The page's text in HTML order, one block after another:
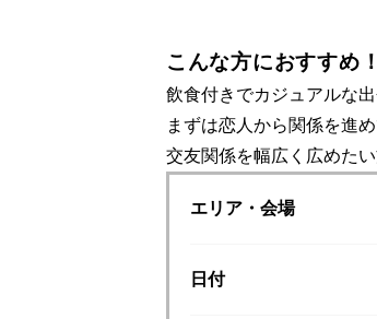
こんな方におすすめ！
飲食付きでカジュアルな
まずは恋人から関係を進
交友関係を幅広く広めた
エリア・会場
日付